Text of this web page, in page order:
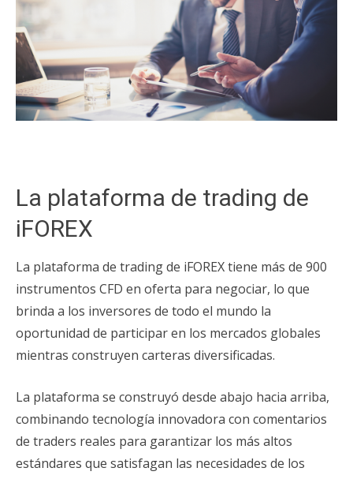
La plataforma de trading de
iFOREX
La plataforma de trading de iFOREX tiene más de 900
instrumentos CFD en oferta para negociar, lo que
brinda a los inversores de todo el mundo la
oportunidad de participar en los mercados globales
mientras construyen carteras diversificadas.
La plataforma se construyó desde abajo hacia arriba,
combinando tecnología innovadora con comentarios
de traders reales para garantizar los más altos
estándares que satisfagan las necesidades de los